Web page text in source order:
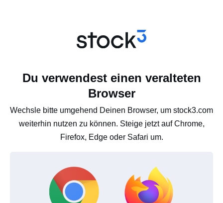
Du verwendest einen veralteten
Browser
Wechsle bitte umgehend Deinen Browser, um stock3.com
weiterhin nutzen zu können. Steige jetzt auf Chrome,
Firefox, Edge oder Safari um.